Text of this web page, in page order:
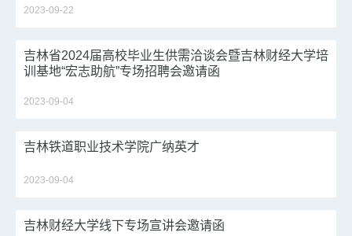
2023-09-22
吉林省2024届高校毕业生供需洽谈会暨吉林财经大学培
训基地“宏志助航”专场招聘会邀请函
2023-09-04
吉林铁道职业技术学院广纳英才
2023-09-04
吉林财经大学线下专场宣讲会邀请函